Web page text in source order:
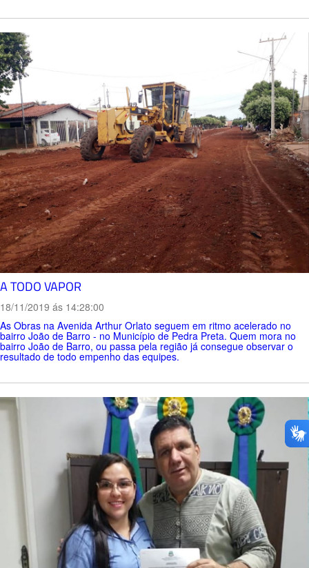
A TODO VAPOR
18/11/2019 ás 14:28:00
As Obras na Avenida Arthur Orlato seguem em ritmo acelerado no
bairro João de Barro - no Município de Pedra Preta. Quem mora no
bairro João de Barro, ou passa pela região já consegue observar o
resultado de todo empenho das equipes.